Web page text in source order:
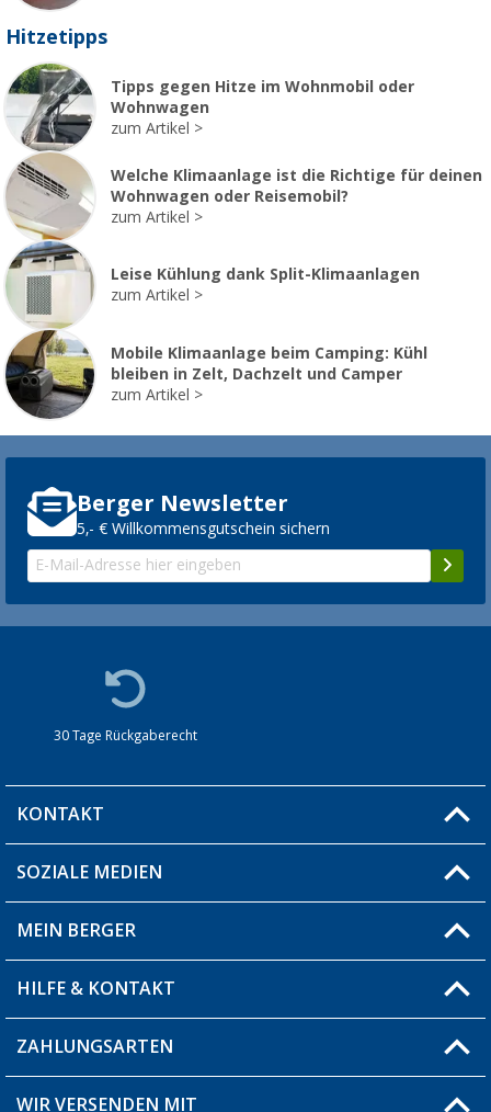
Hitzetipps
Tipps gegen Hitze im Wohnmobil oder
Wohnwagen
zum Artikel
Welche Klimaanlage ist die Richtige für deinen
Wohnwagen oder Reisemobil?
zum Artikel
Leise Kühlung dank Split-Klimaanlagen
zum Artikel
Mobile Klimaanlage beim Camping: Kühl
bleiben in Zelt, Dachzelt und Camper
zum Artikel
Berger Newsletter
5,- € Willkommensgutschein sichern
30 Tage Rückgaberecht
KONTAKT
Du hast eine Frage?
Filiale finden
SOZIALE MEDIEN
MEIN BERGER
Blog
Produkttester
HILFE & KONTAKT
Fragen & Antworten / FAQ
Versandinformationen
ZAHLUNGSARTEN
WIR VERSENDEN MIT